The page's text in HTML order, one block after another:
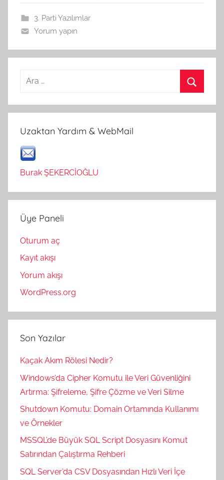
3. Parti Yazılımlar
Yorum yapın
Arama:
Uzaktan Yardım & WebMail
Burak ŞEKERCİOĞLU
Üye Paneli
Oturum aç
Kayıt akışı
Yorum akışı
WordPress.org
Son Yazılar
Kaçak Akım Rölesi Nedir?
Windows’da Cipher Komutu ile Veri Güvenliğini
Artırma: Şifreleme, Şifre Çözme ve Veri Silme
Shutdown Komutu: Domain Ortamında Kullanımı
ve Örnekler
MSSQL’de Büyük SQL Script Dosyasını Komut
Satırından Çalıştırma Rehberi
SQL Server’da CSV Dosyasından Hızlı Veri İçe